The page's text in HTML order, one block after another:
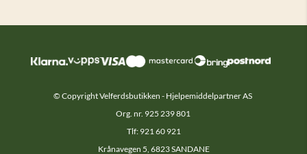
© Copyright Velferdsbutikken - Hjelpemiddelpartner AS
Org. nr. 925 239 801
Tlf: 921 60 921
Krånavegen 5, 6823 SANDANE